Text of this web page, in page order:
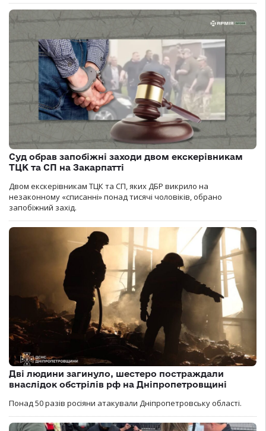
Суд обрав запобіжні заходи двом екскерівникам
ТЦК та СП на Закарпатті
Двом екскерівникам ТЦК та СП, яких ДБР викрило на
незаконному «списанні» понад тисячі чоловіків, обрано
запобіжний захід.
Дві людини загинуло, шестеро постраждали
внаслідок обстрілів рф на Дніпропетровщині
Понад 50 разів росіяни атакували Дніпропетровську області.